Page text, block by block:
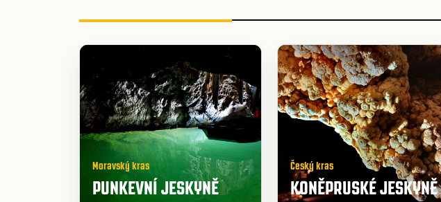
Moravský kras
PUNKEVNÍ JESKYNĚ
Český kras
KONĚPRUSKÉ JESKYNĚ